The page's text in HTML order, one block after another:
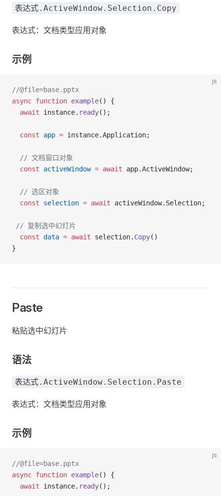
表达式.ActiveWindow.Selection.Copy
表达式：文档类型应用对象
示例
js
//@file=base.pptx
async function example() {
  await
instance. ready();
  const
app = instance.Application;
  // 文档窗口对象
  const
activeWindow = await app.ActiveWindow;
  // 选区对象
  const
selection = await activeWindow.Selection;
// 复制选中幻灯片
  const
data = await selection. Copy()
}
Paste
粘贴选中幻灯片
语法
表达式.ActiveWindow.Selection.Paste
表达式：文档类型应用对象
示例
js
//@file=base.pptx
async function example() {
  await
instance. ready();